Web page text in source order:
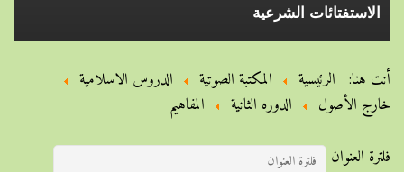
الاستفتائات الشرعية
أنت هنا: الرئيسية المكتبة الصوتية
الدروس الاسلامیة
خارج الأصول
الدوره الثانية
المفاهیم
فلترة العنوان